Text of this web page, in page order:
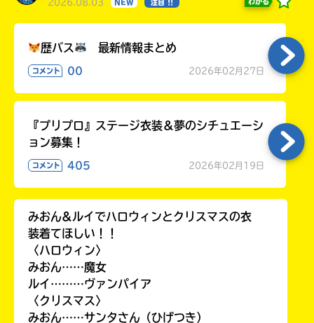
2026.08.03 NEW 注目 !! わかる
歴バス 最新情報まとめ
コメント 00 2026年02月27日
『プリプロ』ステージ衣装＆夢のシチュエーシ
ョン募集！
コメント 405 2026年02月19日
みおん&ルイでハロウィンとクリスマスの衣
装着てほしい！！
〈ハロウィン〉
みおん……魔女
ルイ………ヴァンパイア
〈クリスマス〉
みおん……サンタさん（ひげつき）